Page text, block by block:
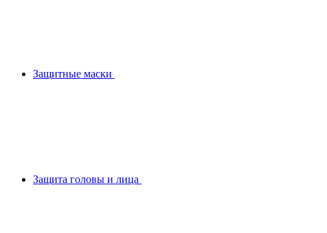
Защитные маски
Защита головы и лица